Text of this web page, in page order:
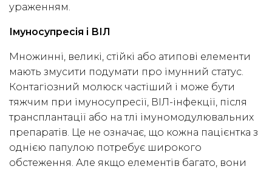
ураженням.
Імуносупресія і ВІЛ
Множинні, великі, стійкі або атипові елементи
мають змусити подумати про імунний статус.
Контагіозний молюск частіший і може бути
тяжчим при імуносупресії, ВІЛ-інфекції, після
трансплантації або на тлі імуномодулювальних
препаратів. Це не означає, що кожна пацієнтка з
однією папулою потребує широкого
обстеження. Але якщо елементів багато, вони